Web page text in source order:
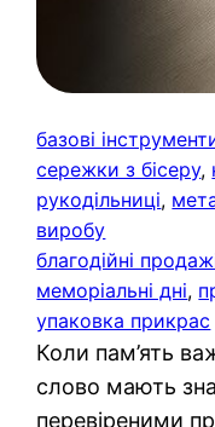
базові
сережки з бісеру,
рукодільниці,
виробу
благодійні
меморіальні дні,
упаковка прикрас
Коли пам’ять
слово мають
перевіреними